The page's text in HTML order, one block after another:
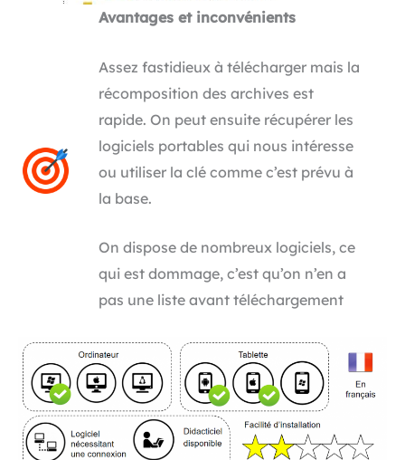
Avantages et inconvénients
Assez fastidieux à télécharger mais la
récomposition des archives est
rapide. On peut ensuite récupérer les
logiciels portables qui nous intéresse
ou utiliser la clé comme c’est prévu à
la base.
On dispose de nombreux logiciels, ce
qui est dommage, c’est qu’on n’en a
pas une liste avant téléchargement